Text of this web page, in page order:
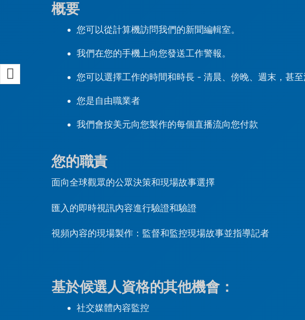
概要
您可以從計算機訪問我們的新聞編輯室。
我們在您的手機上向您發送工作警報。
您可以選擇工作的時間和時長 - 清晨、傍晚、週末，甚
您是自由職業者
我們會按美元向您製作的每個直播流向您付款
您的職責
面向全球觀眾的公眾決策和現場故事選擇
匯入的即時視訊內容進行驗證和驗證
視頻內容的現場製作：監督和監控現場故事並指導記者
基於候選人資格的其他機會：
社交媒體內容監控